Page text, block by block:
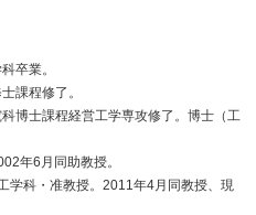
卒業。
課程修了。
博士課程経営工学専攻修了。博士（工
年6月同助教授。
学科・准教授。2011年4月同教授、現